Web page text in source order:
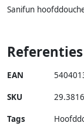
Sanifun
Referenties
EAN
SKU 29.3816
Tags